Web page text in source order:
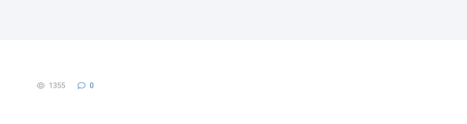
1355 0